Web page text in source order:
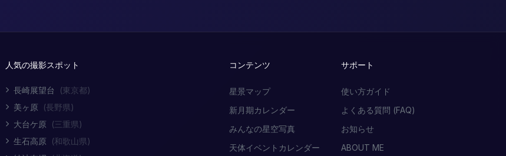
人気の撮影スポット
長崎展望台
(東京都)
美ヶ原 (長野県)
大台ケ原 (三重県)
生石高原 (和歌山県)
コンテンツ
星景マップ
新月期カレンダー
みんなの星空写真
天体イベントカレンダー
サポート
使い方ガイド
よくある質問 (FAQ)
お知らせ
ABOUT ME